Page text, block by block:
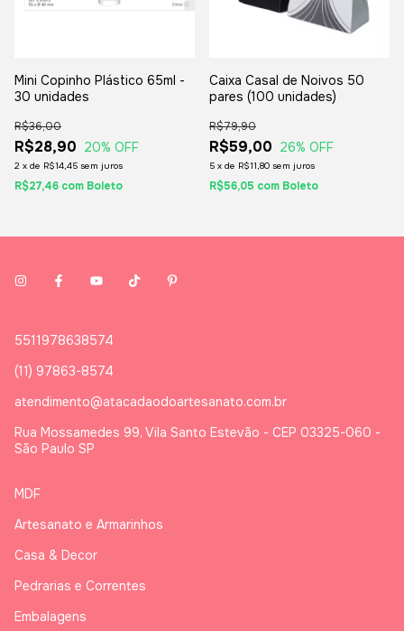
Mini Copinho Plástico 65ml -
30 unidades
R$28,90
R$36,00
20% OFF
2 x de R$14,45 sem juros
R$27,46 com Boleto
Caixa Casal de Noivos 50
pares (100 unidades)
R$59,00
R$79,90
26% OFF
5 x de R$11,80 sem juros
R$56,05 com Boleto
5511978638574
(11) 97863-8574
atendimento@atacadaodoartesanato.com.br
Rua Mossamedes 99, Vila Santo Estevão - CEP 03325-060 -
São Paulo SP
MDF
Artesanato e Armarinhos
Casa & Decor
Pedrarias e Correntes
Embalagens